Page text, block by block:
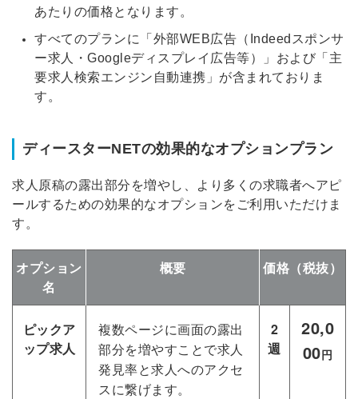
あたりの価格となります 。
すべてのプランに「外部WEB広告（Indeedスポンサ
ー求人・Googleディスプレイ広告等）」および「主
要求人検索エンジン自動連携」が含まれておりま
す 。
ディースターNETの効果的なオプションプラン
求人原稿の露出部分を増やし、より多くの求職者へアピ
ールするための効果的なオプションをご利用いただけま
す。
オプション
名
概要 価格（税抜）
ピックア
ップ求人
複数ページに画面の露出
部分を増やすことで求人
発見率と求人へのアクセ
スに繋げます。
2
週
20,0
00円
をご利用する
する
忘れですか？
採用課題の解決、新しい採用の
取り組みなどを取材したインタ
ビュー記事が読める
メールアドレス
※ログインIDとなります
利用規約 個人情報の取り扱い について
登録する